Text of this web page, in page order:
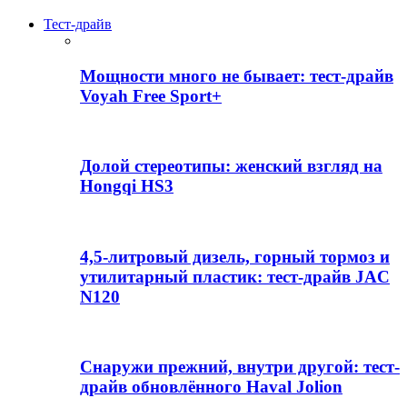
Тест-драйв
Мощности много не бывает: тест-драйв
Voyah Free Sport+
Долой стереотипы: женский взгляд на
Hongqi HS3
4,5-литровый дизель, горный тормоз и
утилитарный пластик: тест-драйв JAC
N120
Снаружи прежний, внутри другой: тест-
драйв обновлённого Haval Jolion